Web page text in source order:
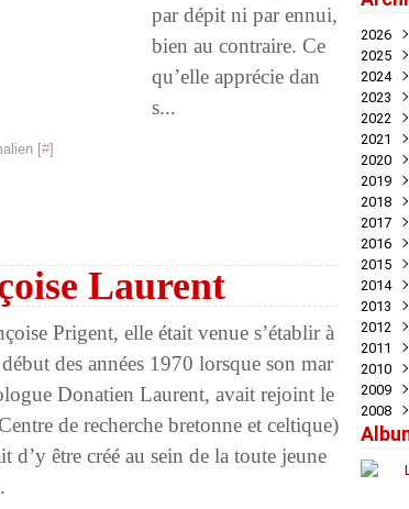
par dépit ni par ennui,
bien au contraire. Ce
qu’elle apprécie dan
s...
[#]
Laurent
Prigent, elle était venue s’établir à
des années 1970 lorsque son mar
Donatien Laurent, avait rejoint le
de recherche bretonne et celtique)
d’y être créé au sein de la toute jeune
2026
Mai
Avril
Mars
2025
Août
Mai
Avril
Mars
2024
Août
Juin
Mai
Avril
Mars
2023
Juin
Mai
Avril
Mars
2022
Août
Juin
Mai
Avril
Mars
2021
Août
Juin
Mai
Avril
Mars
2020
Août
Juin
Mai
Avril
Mars
2019
Août
Juin
Mai
Mars
2018
Août
Juin
Mai
Avril
Mars
2017
Août
Juin
Mai
Mars
2016
Août
Juin
Mai
2015
Août
Mai
Avril
2014
Août
Juin
Mai
Avril
2013
Août
Juin
Mai
Avril
2012
Juin
2011
2010
2009
2008